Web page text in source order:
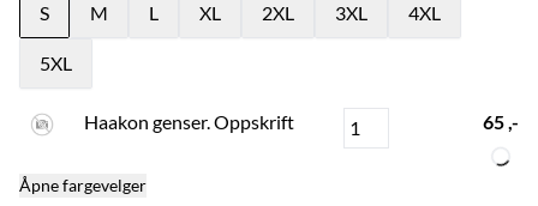
S M L XL 2XL 3XL 4XL
5XL
Haakon genser. Oppskrift 65 ,-
Åpne fargevelger